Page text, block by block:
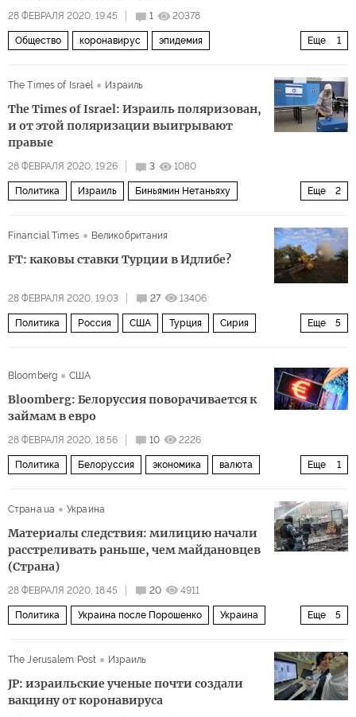
28 ФЕВРАЛЯ 2020, 19:45 1 20378
Еще 1
Общество коронавирус эпидемия
The Times of Israel
Израиль
The Times of Israel: Израиль поляризован,
и от этой поляризации выигрывают
правые
28 ФЕВРАЛЯ 2020, 19:26 3 1080
Еще 2
Политика Израиль Биньямин Нетаньяху
Financial Times
Великобритания
FT: каковы ставки Турции в Идлибе?
28 ФЕВРАЛЯ 2020, 19:03 27 13406
Еще 5
Политика Россия США Турция Сирия
наступление
Bloomberg США
Bloomberg: Белоруссия поворачивается к
займам в евро
28 ФЕВРАЛЯ 2020, 18:56 10 2226
Еще 1
Политика Белоруссия экономика валюта
Страна.ua
Украина
Материалы следствия: милицию начали
расстреливать раньше, чем майдановцев
(Страна)
28 ФЕВРАЛЯ 2020, 18:45 20 4911
Еще 5
Политика Украина после Порошенко Украина
The Jerusalem Post Израиль
JP: израильские ученые почти создали
вакцину от коронавируса